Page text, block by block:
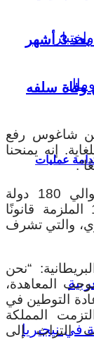
واختبار استدامة عمليات
بنين: باتريس تالون رئيسًا لـ”الشيوخ” بعد 3 أشهر
وفاة سلفه
من شاغوس رفع
إنه يمنحنا
وبريطانيا وموريشيوس، إلى جانب حوالي 180 دولة
أخرى، أطراف في اتفاقية عام 1965 الملزمة قانونًا
والتي تشرف
“نحن
المعاهدة،
التوطين في
المملكة
التراث إلى